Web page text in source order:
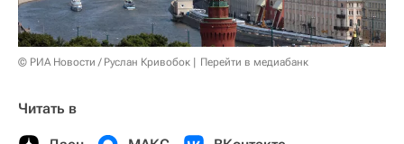
© РИА Новости / Руслан Кривобок Перейти в медиабанк
Читать в